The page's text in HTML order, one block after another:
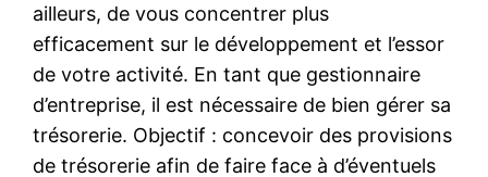
ailleurs, de vous concentrer plus
efficacement sur le développement et l’essor
de votre activité. En tant que gestionnaire
d’entreprise, il est nécessaire de bien gérer sa
trésorerie. Objectif : concevoir des provisions
de trésorerie afin de faire face à d’éventuels